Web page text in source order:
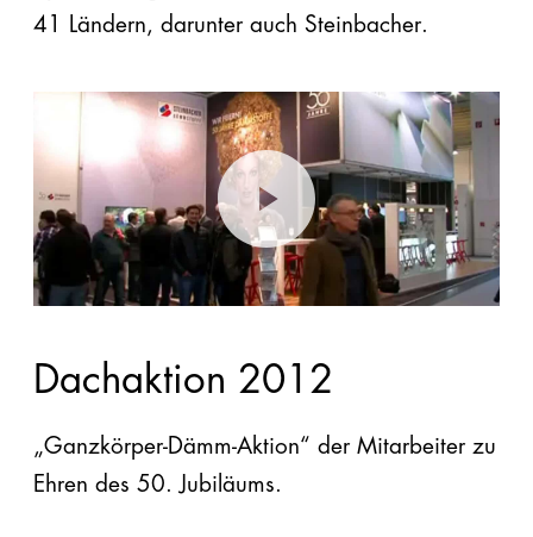
41 Ländern, darunter auch Steinbacher.
Dachaktion 2012
„Ganzkörper-Dämm-Aktion“ der Mitarbeiter zu
Ehren des 50. Jubiläums.